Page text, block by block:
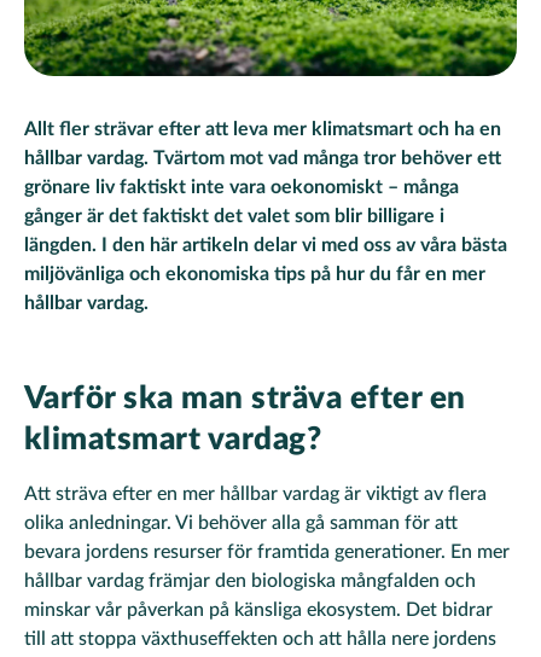
Allt fler strävar efter att leva mer klimatsmart och ha en
hållbar vardag. Tvärtom mot vad många tror behöver ett
grönare liv faktiskt inte vara oekonomiskt – många
gånger är det faktiskt det valet som blir billigare i
längden. I den här artikeln delar vi med oss av våra bästa
miljövänliga och ekonomiska tips på hur du får en mer
hållbar vardag.
Varför ska man sträva efter en
klimatsmart vardag?
Att sträva efter en mer hållbar vardag är viktigt av flera
olika anledningar. Vi behöver alla gå samman för att
bevara jordens resurser för framtida generationer. En mer
hållbar vardag främjar den biologiska mångfalden och
minskar vår påverkan på känsliga ekosystem. Det bidrar
till att stoppa växthuseffekten och att hålla nere jordens